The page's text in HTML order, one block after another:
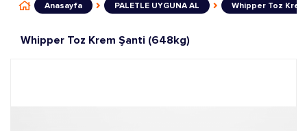
Anasayfa PALETLE UYGUNA AL Whipper Toz
Whipper Toz Krem Şanti (648kg)